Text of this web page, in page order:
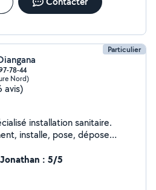
Particulier
78-44
Nord)
avis)
installation sanitaire.
installe, pose, dépose
Dispo. O617-97.78-44 si je ne
que vs n'etes pas ds mon
moi directement.Retenez une
: 5/5